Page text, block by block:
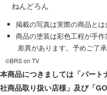
ねんどろん
掲載の写真は実際の商品とは
商品の塗装は彩色工程が手
差異があります。予めご了承
©BRS on TV
本商品につきましては「パー
社商品取り扱い店様」及び「